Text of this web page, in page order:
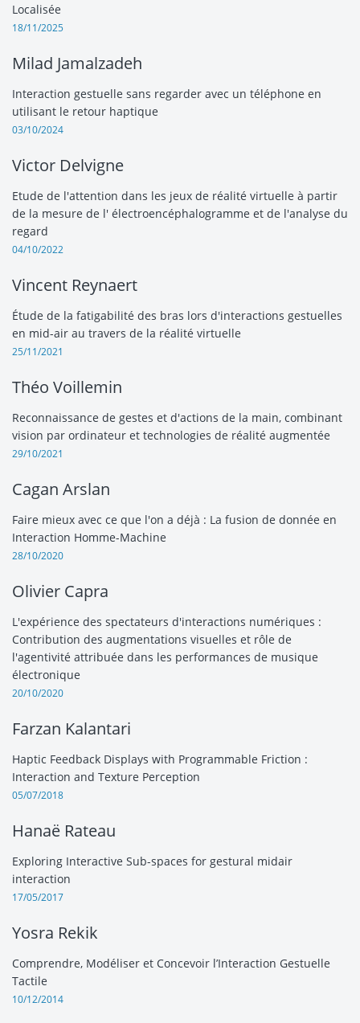
Localisée
18/11/2025
Milad Jamalzadeh
Interaction gestuelle sans regarder avec un téléphone en
utilisant le retour haptique
03/10/2024
Victor Delvigne
Etude de l'attention dans les jeux de réalité virtuelle à partir
de la mesure de l' électroencéphalogramme et de l'analyse du
regard
04/10/2022
Vincent Reynaert
Étude de la fatigabilité des bras lors d'interactions gestuelles
en mid-air au travers de la réalité virtuelle
25/11/2021
Théo Voillemin
Reconnaissance de gestes et d'actions de la main, combinant
vision par ordinateur et technologies de réalité augmentée
29/10/2021
Cagan Arslan
Faire mieux avec ce que l'on a déjà : La fusion de donnée en
Interaction Homme-Machine
28/10/2020
Olivier Capra
L'expérience des spectateurs d'interactions numériques :
Contribution des augmentations visuelles et rôle de
l'agentivité attribuée dans les performances de musique
électronique
20/10/2020
Farzan Kalantari
Haptic Feedback Displays with Programmable Friction :
Interaction and Texture Perception
05/07/2018
Hanaë Rateau
Exploring Interactive Sub-spaces for gestural midair
interaction
17/05/2017
Yosra Rekik
Comprendre, Modéliser et Concevoir l’Interaction Gestuelle
Tactile
10/12/2014